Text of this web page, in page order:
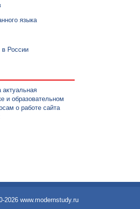
языка
в России
актуальная
и образовательном
о работе сайта
2026 www.modernstudy.ru